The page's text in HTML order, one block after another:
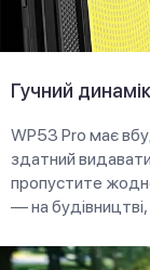
Гучний
WP53 Pro має
здатний
пропустите
— на будівництві,